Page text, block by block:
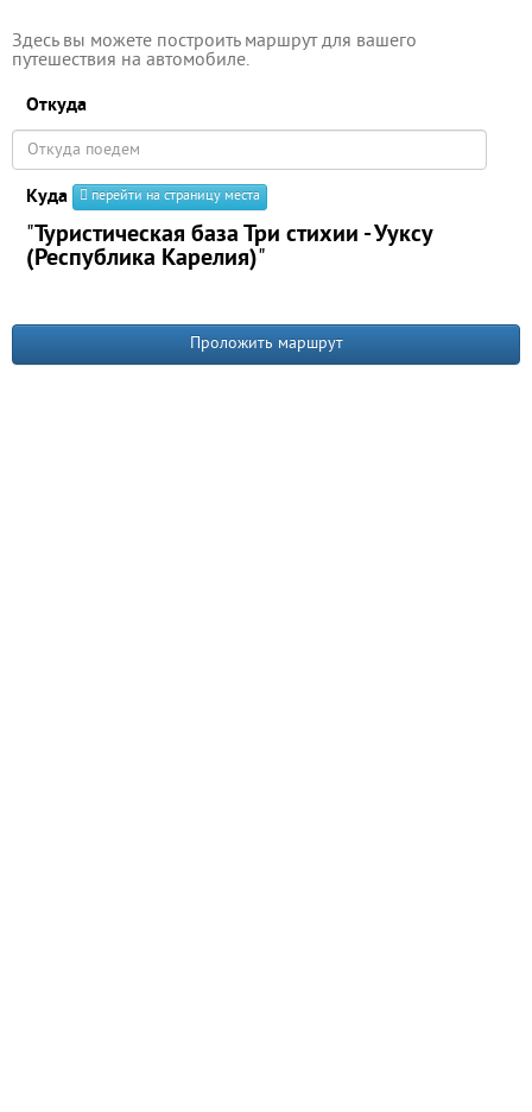
Здесь вы можете построить маршрут для вашего
путешествия на автомобиле.
Откуда
Куда перейти на страницу места
"Туристическая база Три стихии - Ууксу
(Республика Карелия)"
Проложить маршрут